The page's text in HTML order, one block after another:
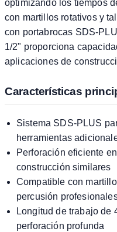
optimizando los tiempos
con martillos rotativos y
con portabrocas SDS-
1/2" proporciona
aplicaciones de
Características
Sistema SDS-PLUS
herramientas
Perforación eficiente
construcción similares
Compatible con
percusión
Longitud de trabajo de
perforación profunda